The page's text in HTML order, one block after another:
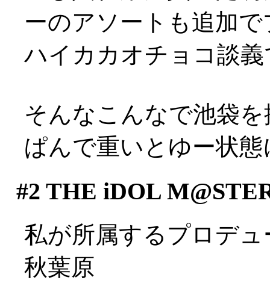
ーのアソートも追加
ハイカカオチョコ談
そんなこんなで池袋
ぱんで重いとゆー状
#2 THE iDOL
私が所属するプロデュ
秋葉原